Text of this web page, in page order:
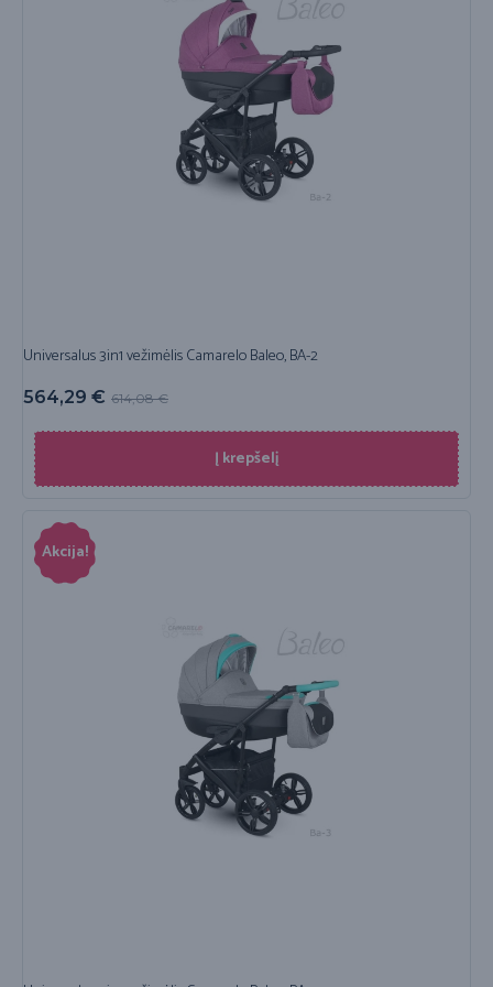
Universalus 3in1 vežimėlis Camarelo Baleo, BA-2
614,08€
564,29 €
Į krepšelį
Akcija!